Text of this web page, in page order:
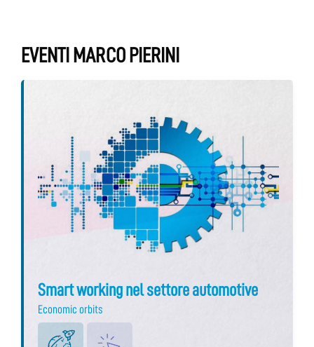
EVENTI MARCO PIERINI
Smart working nel settore automotive
Economic orbits